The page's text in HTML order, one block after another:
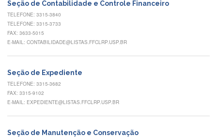
CULTURA
E
EXTENSÃO
e
Projetos
Ciências
Seção de Contabilidade e Controle Financeiro
TELEFONE: 3315-3840
TELEFONE: 3315-3733
FAX: 3633-5015
E-MAIL: CONTABILIDADE@LISTAS.FFCLRP.USP.BR
Seção de Expediente
TELEFONE: 3315-3682
FAX: 3315-9102
E-MAIL: EXPEDIENTE@LISTAS.FFCLRP.USP.BR
Seção de Manutenção e Conservação